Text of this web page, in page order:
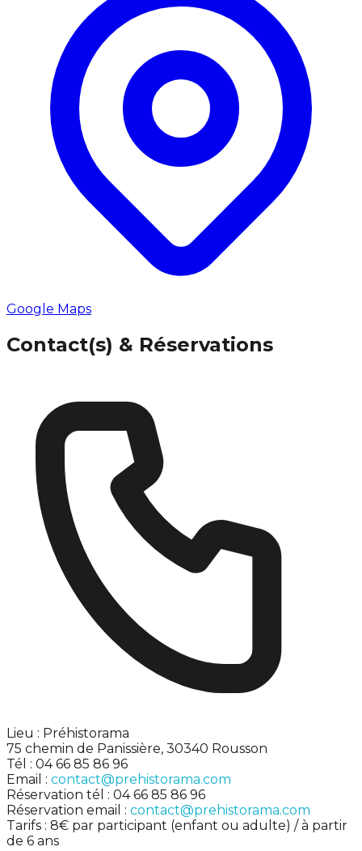
Google Maps
Contact(s) & Réservations
Lieu : Préhistorama
75 chemin de Panissière, 30340 Rousson
Tél : 04 66 85 86 96
Email : contact@prehistorama.com
Réservation tél : 04 66 85 86 96
Réservation email : contact@prehistorama.com
Tarifs : 8€ par participant (enfant ou adulte) / à partir
de 6 ans